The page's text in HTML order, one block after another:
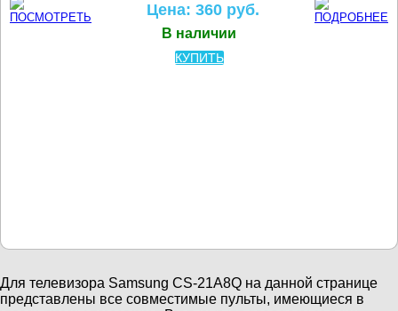
Цена: 360 руб.
В наличии
КУПИТЬ
Для телевизора Samsung CS-21A8Q на данной странице
представлены все совместимые пульты, имеющиеся в